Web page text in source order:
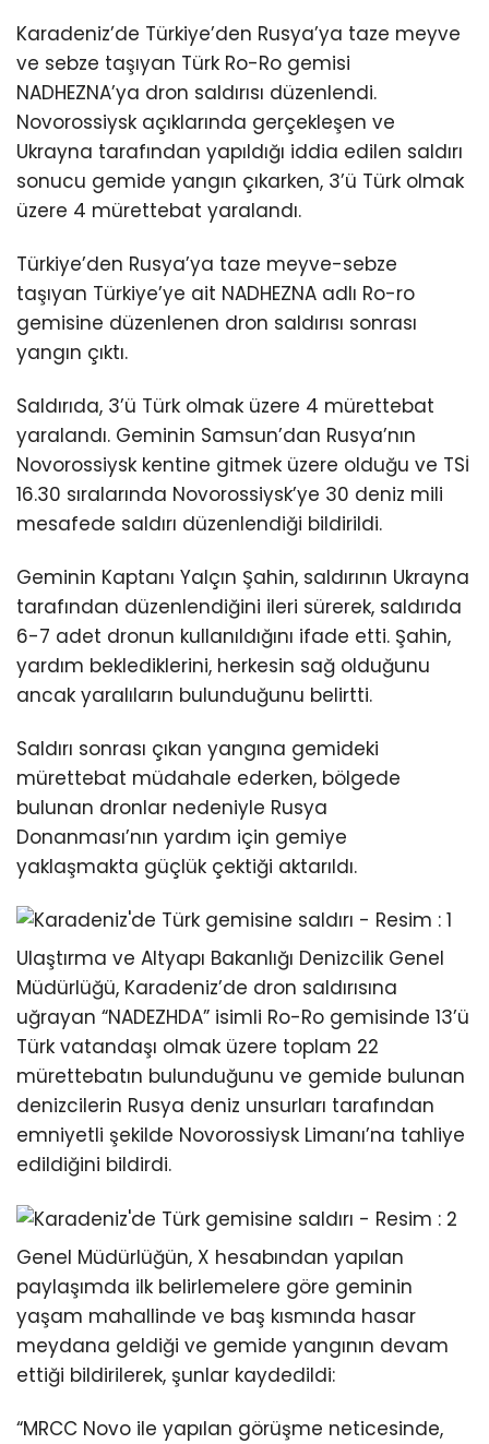
Karadeniz’de Türkiye’den Rusya’ya taze meyve
ve sebze taşıyan Türk Ro-Ro gemisi
NADHEZNA’ya dron saldırısı düzenlendi.
Novorossiysk açıklarında gerçekleşen ve
Ukrayna tarafından yapıldığı iddia edilen saldırı
sonucu gemide yangın çıkarken, 3’ü Türk olmak
üzere 4 mürettebat yaralandı.
Türkiye’den Rusya’ya taze meyve-sebze
taşıyan Türkiye’ye ait NADHEZNA adlı Ro-ro
gemisine düzenlenen dron saldırısı sonrası
yangın çıktı.
Saldırıda, 3’ü Türk olmak üzere 4 mürettebat
yaralandı. Geminin Samsun’dan Rusya’nın
Novorossiysk kentine gitmek üzere olduğu ve TSİ
16.30 sıralarında Novorossiysk’ye 30 deniz mili
mesafede saldırı düzenlendiği bildirildi.
Geminin Kaptanı Yalçın Şahin, saldırının Ukrayna
tarafından düzenlendiğini ileri sürerek, saldırıda
6-7 adet dronun kullanıldığını ifade etti. Şahin,
yardım beklediklerini, herkesin sağ olduğunu
ancak yaralıların bulunduğunu belirtti.
Saldırı sonrası çıkan yangına gemideki
mürettebat müdahale ederken, bölgede
bulunan dronlar nedeniyle Rusya
Donanması’nın yardım için gemiye
yaklaşmakta güçlük çektiği aktarıldı.
Ulaştırma ve Altyapı Bakanlığı Denizcilik Genel
Müdürlüğü, Karadeniz’de dron saldırısına
uğrayan “NADEZHDA” isimli Ro-Ro gemisinde 13’ü
Türk vatandaşı olmak üzere toplam 22
mürettebatın bulunduğunu ve gemide bulunan
denizcilerin Rusya deniz unsurları tarafından
emniyetli şekilde Novorossiysk Limanı’na tahliye
edildiğini bildirdi.
Genel Müdürlüğün, X hesabından yapılan
paylaşımda ilk belirlemelere göre geminin
yaşam mahallinde ve baş kısmında hasar
meydana geldiği ve gemide yangının devam
ettiği bildirilerek, şunlar kaydedildi:
“MRCC Novo ile yapılan görüşme neticesinde,